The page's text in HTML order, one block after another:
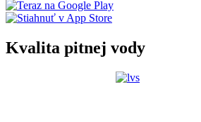
Kvalita pitnej vody